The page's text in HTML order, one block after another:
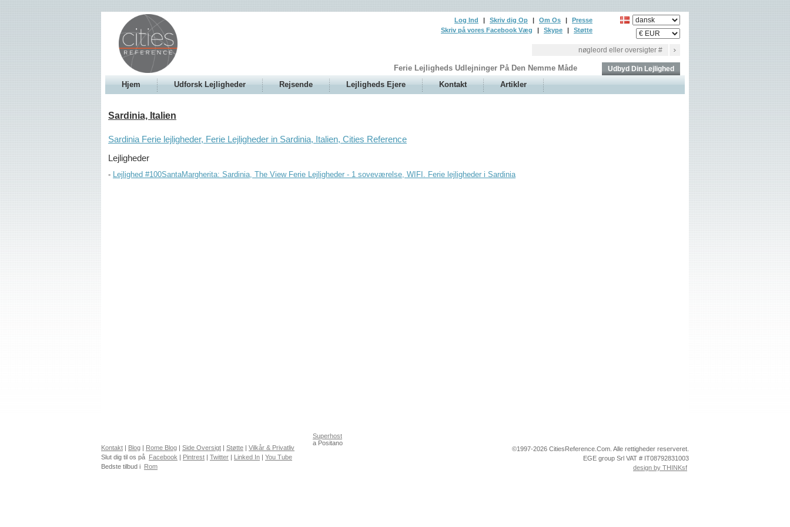
Ferie Lejligheds Udlejninger På Den Nemme Måde Udbyd Din Lejlighed
Log Ind | Skriv dig Op | Om Os |
Presse
Skriv på vores Facebook Væg
| Skype | Støtte
Hjem Udforsk Lejligheder Rejsende Lejligheds Ejere Kontakt Artikler
Sardinia, Italien
Sardinia Ferie lejligheder, Ferie Lejligheder in Sardinia, Italien, Cities Reference
Lejligheder
Lejlighed #100SantaMargherita: Sardinia, The View Ferie Lejligheder - 1 soveværelse, WIFI. Ferie lejligheder i Sardinia
Kontakt | Blog | Rome Blog | Side Oversigt | Støtte | Vilkår & Privatliv
Slut dig til os på Facebook | Pintrest | Twitter | Linked In | You Tube
Bedste tilbud i Rom
©1997-2026 CitiesReference.Com. Alle rettigheder reserveret.
EGE group Srl VAT # IT08792831003
design by THINKsf
Superhost
a Positano